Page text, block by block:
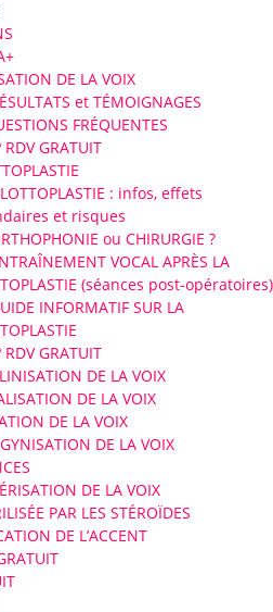
DE LA VOIX
et TÉMOIGNAGES
FRÉQUENTES
GRATUIT
: infos, effets
et risques
ou CHIRURGIE ?
VOCAL APRÈS LA
(séances post-opératoires)
INFORMATIF SUR LA
GRATUIT
DE LA VOIX
DE LA VOIX
DE LA VOIX
DE LA VOIX
DE LA VOIX
PAR LES STÉROÏDES
DE L’ACCENT